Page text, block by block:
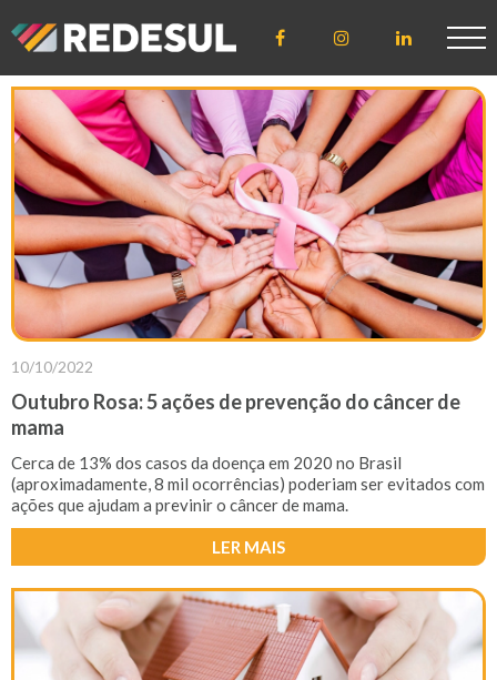
ÁREA DEACESSO
CLIENTE
CREDENCIADO
SEÇÕES DO SITE
10/10/2022
Outubro Rosa: 5 ações de prevenção do câncer de
mama
Cerca de 13% dos casos da doença em 2020 no Brasil
(aproximadamente, 8 mil ocorrências) poderiam ser evitados com
ações que ajudam a previnir o câncer de mama.
LER MAIS